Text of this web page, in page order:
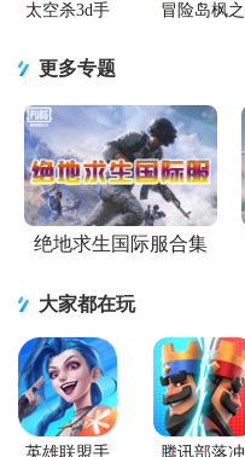
太空杀3d手
冒险岛枫之
更多专题
绝地求生国际服合集
大家都在玩
英雄联盟手
腾讯部落冲